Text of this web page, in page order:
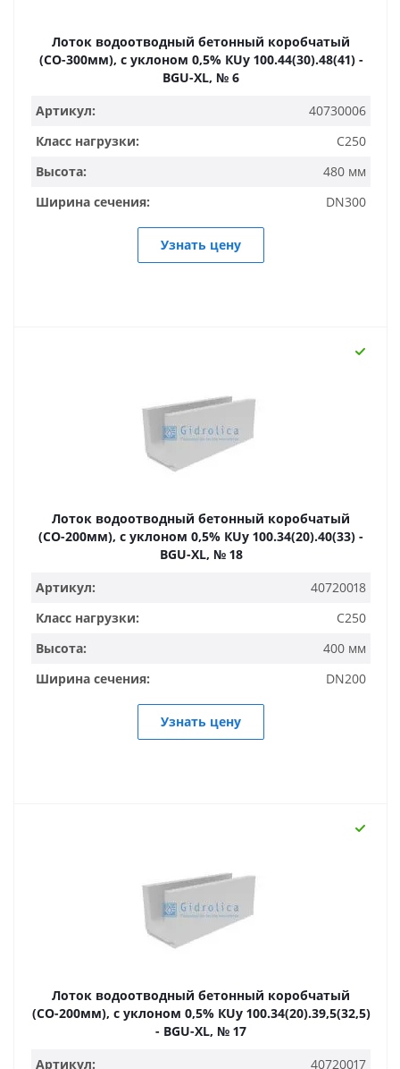
Лоток водоотводный бетонный коробчатый
(СО-300мм), с уклоном 0,5% КUу 100.44(30).48(41) -
BGU-XL, № 6
Артикул:
40730006
Класс нагрузки:
C250
Высота:
480 мм
Ширина сечения:
DN300
Узнать цену
Лоток водоотводный бетонный коробчатый
(СО-200мм), с уклоном 0,5% КUу 100.34(20).40(33) -
BGU-XL, № 18
Артикул:
40720018
Класс нагрузки:
C250
Высота:
400 мм
Ширина сечения:
DN200
Узнать цену
Лоток водоотводный бетонный коробчатый
(СО-200мм), с уклоном 0,5% КUу 100.34(20).39,5(32,5)
- BGU-XL, № 17
Артикул:
40720017